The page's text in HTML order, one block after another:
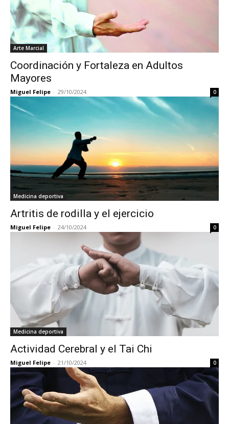
Arte Marcial
Coordinación y Fortaleza en Adultos
Mayores
Miguel Felipe - 29/10/2024 0
Medicina deportiva
Artritis de rodilla y el ejercicio
Miguel Felipe - 24/10/2024 0
Medicina deportiva
Actividad Cerebral y el Tai Chi
Miguel Felipe - 21/10/2024 0